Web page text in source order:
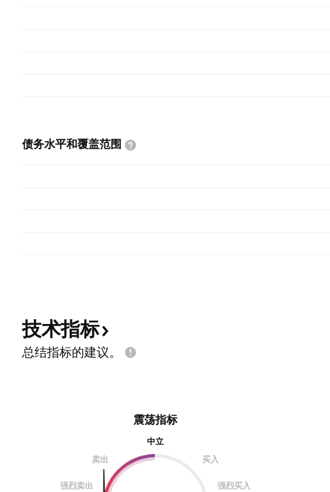
债务水平和覆盖范围
技术指标
总结指标的建议。
震荡指标
中立
卖出
买入
强烈卖出 强烈买入